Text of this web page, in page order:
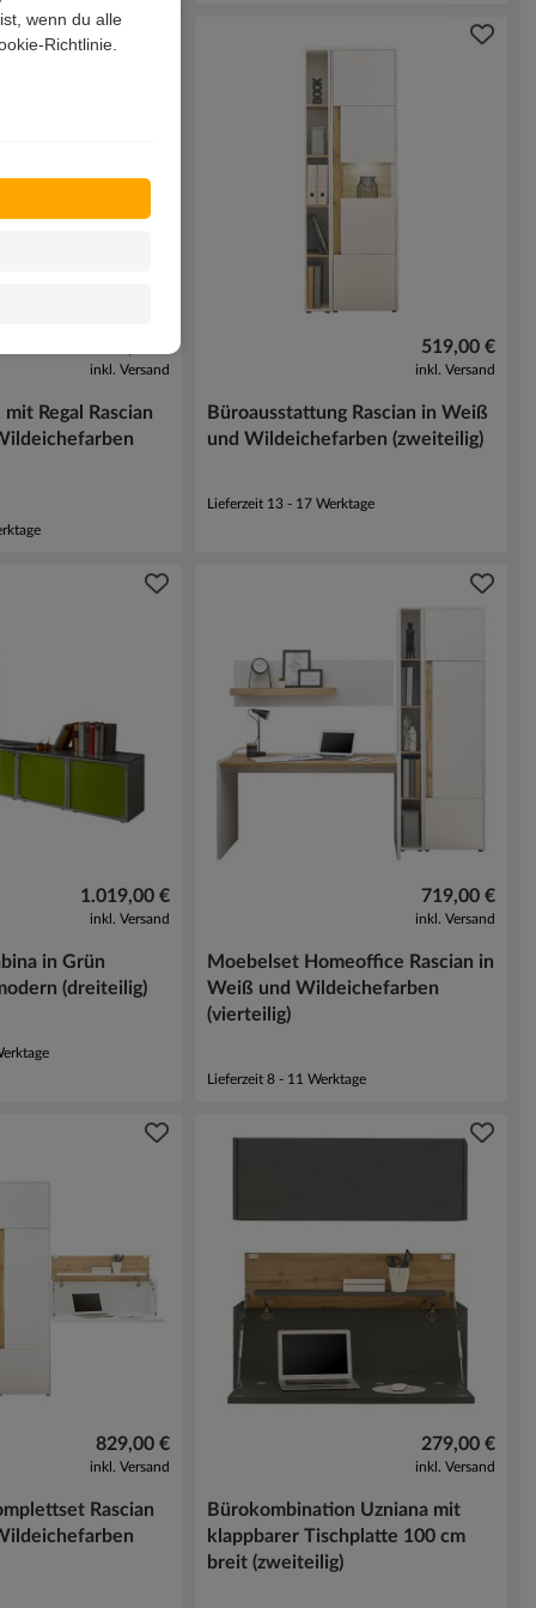
wenn du alle
Richtlinie.
inkl. Versand
Regal Rascian
519,00 €
inkl. Versand
Büroausstattung Rascian in Weiß
und Wildeichefarben (zweiteilig)
Lieferzeit 13 - 17 Werktage
1.019,00 €
inkl. Versand
in Grün
(dreiteilig)
719,00 €
inkl. Versand
Moebelset Homeoffice Rascian in
Weiß und Wildeichefarben
(vierteilig)
Lieferzeit 8 - 11 Werktage
829,00 €
inkl. Versand
Rascian
279,00 €
inkl. Versand
Bürokombination Uzniana mit
klappbarer Tischplatte 100 cm
breit (zweiteilig)